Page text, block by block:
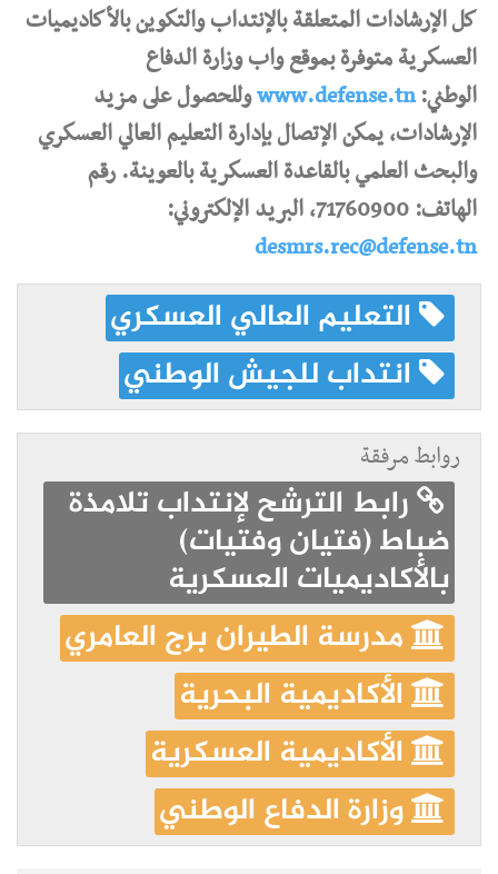
كل الإرشادات المتعلقة بالإنتداب والتكوين بالأكاديميات
العسكرية متوفرة بموقع واب وزارة الدفاع
الوطني:www.defense.tnوللحصول على مزيد
الإرشادات، يمكن الإتصال بإدارة التعليم العالي العسكري
والبحث العلمي بالقاعدة العسكرية بالعوينة. رقم
الهاتف: 71760900، البريد الإلكتروني:
desmrs.rec@defense.tn
التعليم العالي العسكري
انتداب للجيش الوطني
روابط مرفقة
رابط الترشح لإنتداب تلامذة
ضباط (فتيان وفتيات)
بالأكاديميات العسكرية
مدرسة الطيران برج العامري
الأكاديمية البحرية
الأكاديمية العسكرية
وزارة الدفاع الوطني